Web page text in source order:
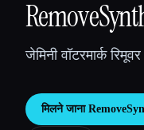
💻
जेमिनी वॉटरमार्क
मिलने जाना